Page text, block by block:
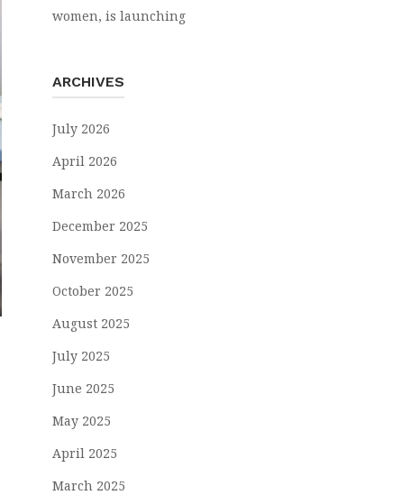
women, is launching
ARCHIVES
July 2026
April 2026
March 2026
December 2025
November 2025
October 2025
August 2025
July 2025
June 2025
May 2025
April 2025
March 2025